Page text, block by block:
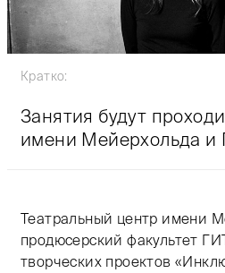
Кратко:
Занятия будут
имени Мейерхольда и
Театральный центр имени
продюсерский факультет
творческих проектов